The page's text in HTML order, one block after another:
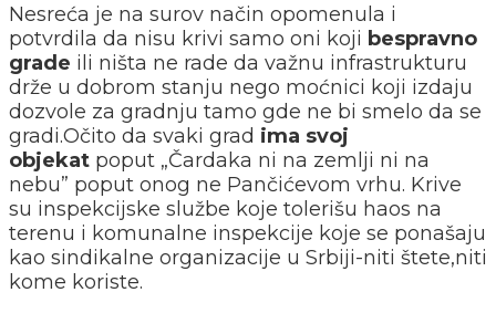
Nesreća je na surov način opomenula i
potvrdila da nisu krivi samo oni koji bespravno
grade ili ništa ne rade da važnu infrastrukturu
drže u dobrom stanju nego moćnici koji izdaju
dozvole za gradnju tamo gde ne bi smelo da se
gradi.Očito da svaki grad ima svoj
objekat poput „Čardaka ni na zemlji ni na
nebu” poput onog ne Pančićevom vrhu. Krive
su inspekcijske službe koje tolerišu haos na
terenu i komunalne inspekcije koje se ponašaju
kao sindikalne organizacije u Srbiji-niti štete,niti
kome koriste.